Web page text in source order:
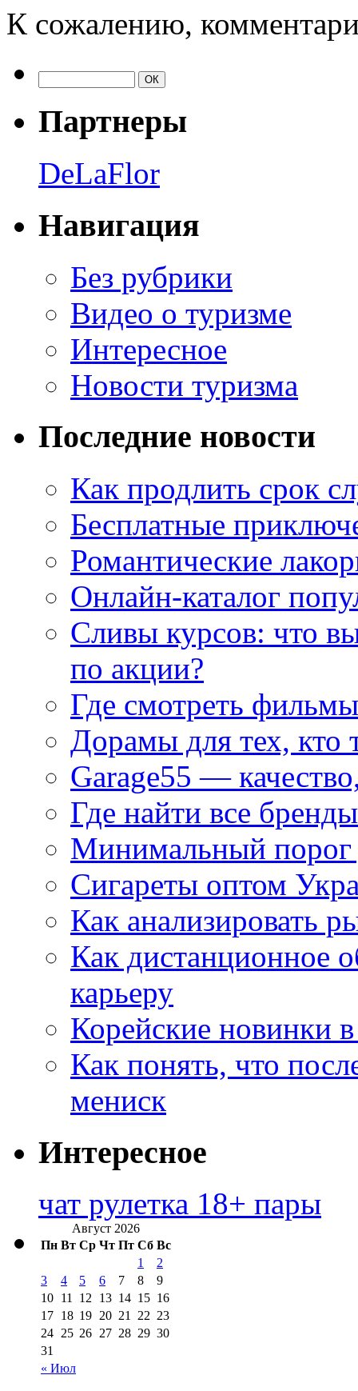
К сожалению,
Партнеры
DeLaFlor
Навигация
Без рубрики
Видео о туризме
Интересное
Новости туризма
Последние новости
Как продлить срок
Бесплатные
Романтические
Онлайн-каталог
Сливы курсов: что
по акции?
Где смотреть
Дорамы для тех, кто
Garage55 —
Где найти все
Минимальный порог
Сигареты оптом
Как анализировать
Как дистанционное
карьеру
Корейские новинки
Как понять, что
мениск
Интересное
чат рулетка 18+ пары
Август 2026
Пн Вт Ср Чт Пт Сб Вс
« Июл
1
2
3
4 5 6 7 8
9
10 11 12 13 14 15 16
17 18 19 20 21 22 23
24 25 26 27 28 29 30
31